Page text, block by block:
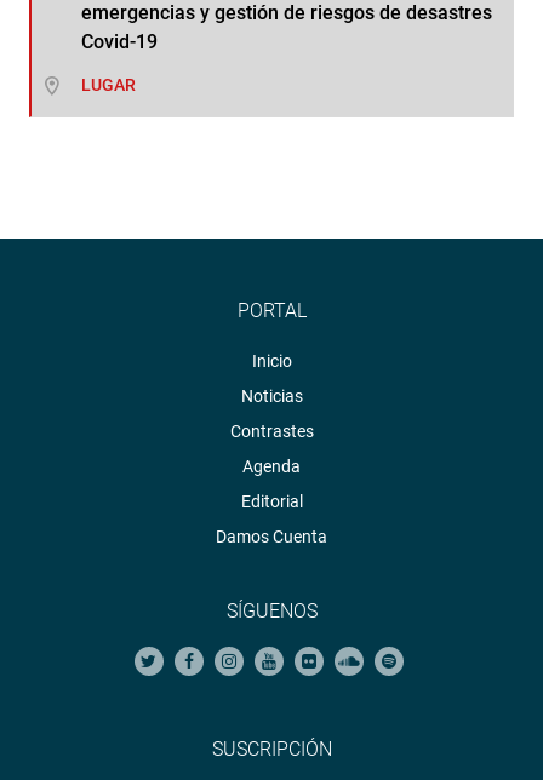
emergencias y gestión de riesgos de desastres
Covid-19
LUGAR
PORTAL
Inicio
Noticias
Contrastes
Agenda
Editorial
Damos Cuenta
SÍGUENOS
SUSCRIPCIÓN